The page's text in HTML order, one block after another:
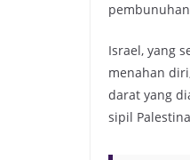
Israel, yang
menahan
darat yang
sipil